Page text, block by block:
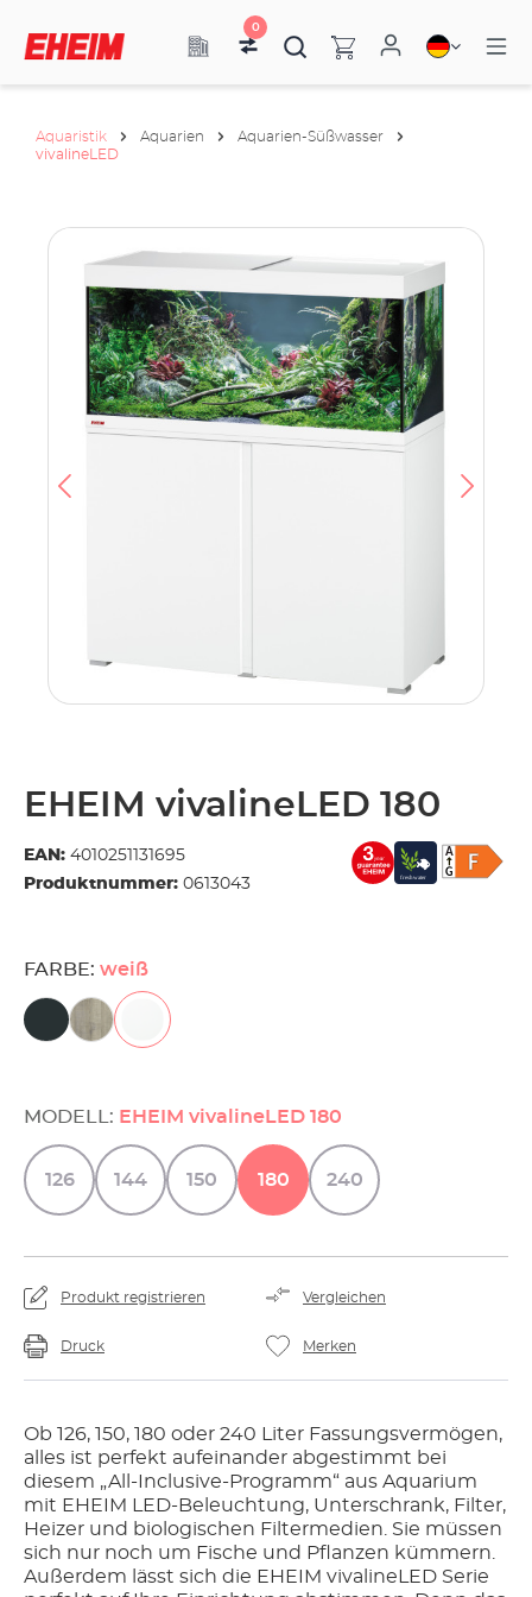
0
Aquaristik Aquarien
Aquarien-Süßwasser
vivalineLED
EHEIM vivalineLED 180
EAN: 4010251131695
Produktnummer: 0613043
FARBE: weiß
MODELL: EHEIM vivalineLED 180
126 144 150 180 240
Produkt registrieren Vergleichen
Druck Merken
Ob 126, 150, 180 oder 240 Liter Fassungsvermögen,
alles ist perfekt aufeinander abgestimmt bei
diesem „All-Inclusive-Programm“ aus Aquarium
mit EHEIM LED-Beleuchtung, Unterschrank, Filter,
Heizer und biologischen Filtermedien. Sie müssen
sich nur noch um Fische und Pflanzen kümmern.
Außerdem lässt sich die EHEIM vivalineLED Serie